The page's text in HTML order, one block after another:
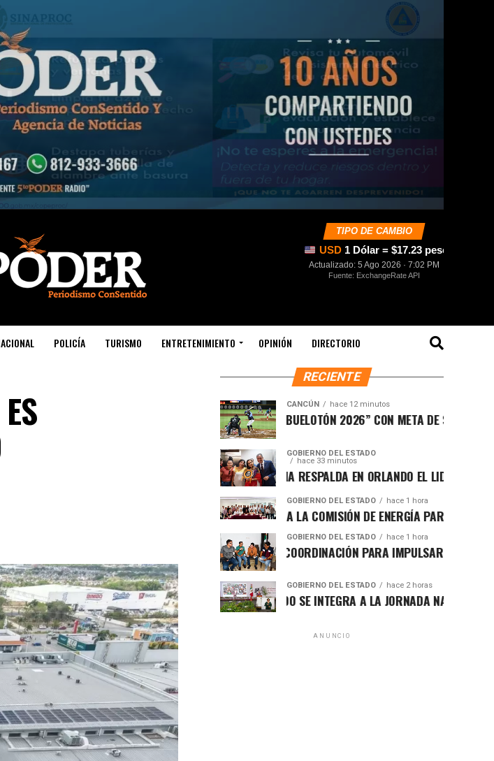
TIPO DE CAMBIO
USD 1 Dólar = $17.23 pesos
Actualizado: 5 Ago 2026 · 7:02 PM
Fuente: ExchangeRate API
POLICÍA TURISMO ENTRETENIMIENTO OPINIÓN DIRECTORIO
RECIENTE
CANCÚN hace 12 minutos
ARRANCA “ABUELOTÓN 2026” CON META DE SUPERAR LOS 36
GOBIERNO DEL ESTADO
hace 33 minutos
MARA LEZAMA RESPALDA EN ORLANDO EL LIDERAZGO DE
GOBIERNO DEL ESTADO hace 1 hora
INSTALA SEMA LA COMISIÓN DE ENERGÍA PARA FORTALECER
GOBIERNO DEL ESTADO hace 1 hora
REAFIRMAN COORDINACIÓN PARA IMPULSAR EL
GOBIERNO DEL ESTADO hace 2 horas
QUINTANA ROO SE INTEGRA A LA JORNADA NACIONAL DE
ANUNCIO